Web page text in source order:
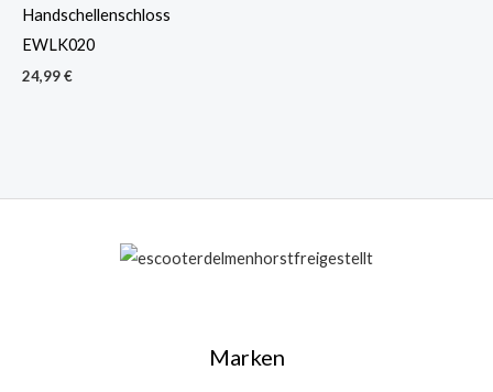
Handschellenschloss
EWLK020
24,99€
Marken